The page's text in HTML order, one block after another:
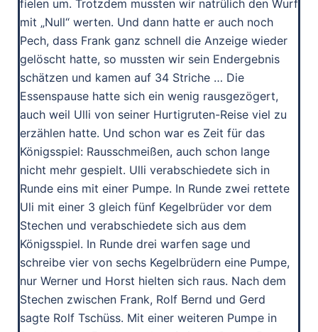
fielen um. Trotzdem mussten wir natrülich den Wurf
mit „Null“ werten. Und dann hatte er auch noch
Pech, dass Frank ganz schnell die Anzeige wieder
gelöscht hatte, so mussten wir sein Endergebnis
schätzen und kamen auf 34 Striche … Die
Essenspause hatte sich ein wenig rausgezögert,
auch weil Ulli von seiner Hurtigruten-Reise viel zu
erzählen hatte. Und schon war es Zeit für das
Königsspiel: Rausschmeißen, auch schon lange
nicht mehr gespielt. Ulli verabschiedete sich in
Runde eins mit einer Pumpe. In Runde zwei rettete
Uli mit einer 3 gleich fünf Kegelbrüder vor dem
Stechen und verabschiedete sich aus dem
Königsspiel. In Runde drei warfen sage und
schreibe vier von sechs Kegelbrüdern eine Pumpe,
nur Werner und Horst hielten sich raus. Nach dem
Stechen zwischen Frank, Rolf Bernd und Gerd
sagte Rolf Tschüss. Mit einer weiteren Pumpe in